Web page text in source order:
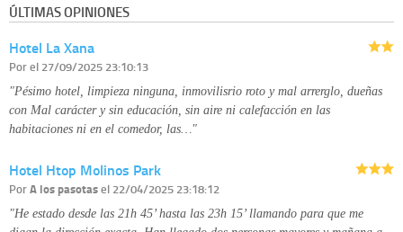
Derechos:tiene derecho a saber qué información tenemos sobre usted,
disponible en nuestra página web.
Información complementaria:
ÚLTIMAS OPINIONES
Hotel La Xana
Porel 27/09/2025 23:10:13
"Pésimo hotel, limpieza ninguna, inmovilisrio roto y mal arrerglo, dueñas
con Mal carácter y sin educación, sin aire ni calefacción en las
habitaciones ni en el comedor, las…"
Hotel Htop Molinos Park
PorA los pasotasel 22/04/2025 23:18:12
"He estado desde las 21h 45’ hasta las 23h 15’ llamando para que me